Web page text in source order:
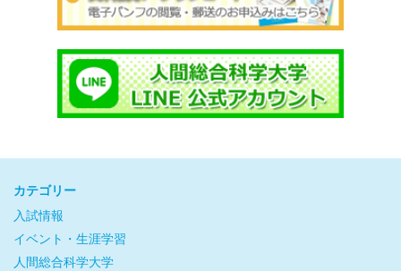
カテゴリー
入試情報
イベント・生涯学習
人間総合科学大学